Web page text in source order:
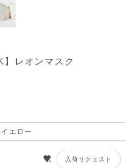
】レオンマスク
イエロー
入荷リクエスト